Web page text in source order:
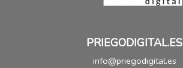
PRIEGODIGITAL.ES
info@priegodigital.es